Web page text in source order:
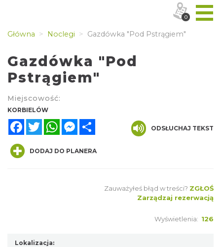
Główna Noclegi Gazdówka "Pod Pstrągiem"
Gazdówka "Pod
Pstrągiem"
Miejscowość:
KORBIELÓW
FacebookTwitterWhatsAppMessenger
ODSŁUCHAJ TEKST
DODAJ DO PLANERA
Zauważyłeś błąd w treści? ZGŁOŚ
Zarządzaj rezerwacją
Wyświetlenia: 126
Lokalizacja:
0